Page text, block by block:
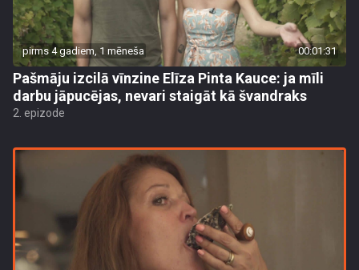
pirms 4 gadiem, 1 mēneša 00:01:31
Pašmāju izcilā vīnzine Elīza Pinta Kauce: ja mīli
darbu jāpucējas, nevari staigāt kā švandraks
2. epizode